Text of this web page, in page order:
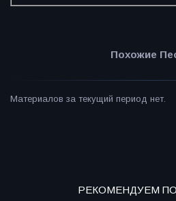
Похожие
Материалов за текущий период нет.
РЕКОМЕНДУЕМ